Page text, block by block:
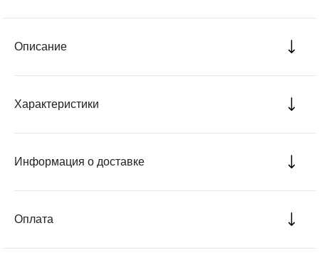
Описание
Характеристики
Информация о доставке
Оплата